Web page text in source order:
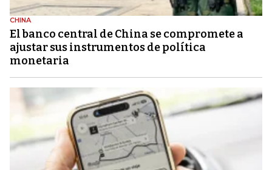
CHINA
El banco central de China se compromete a
ajustar sus instrumentos de política
monetaria